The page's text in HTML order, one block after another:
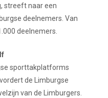
streeft naar een
deelnemers. Van
deelnemers.
sporttakplatforms
de Limburgse
van de Limburgers.